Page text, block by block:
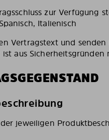
zur Verfügung
Italienisch
Vertragstext und
ist aus
jeweiligen